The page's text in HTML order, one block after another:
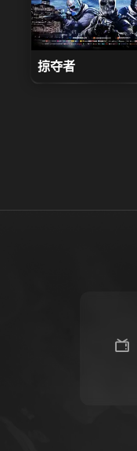
掠夺者